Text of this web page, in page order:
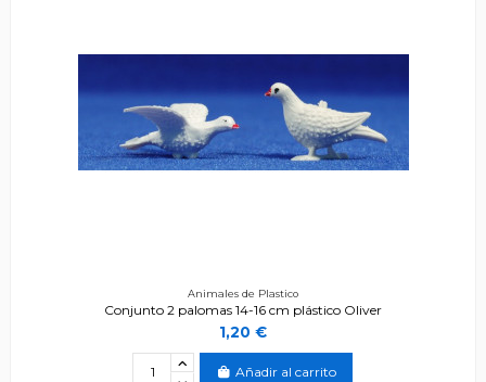
Animales de Plastico
Conjunto 2 palomas 14-16 cm plástico Oliver
1,20 €
Añadir al carrito